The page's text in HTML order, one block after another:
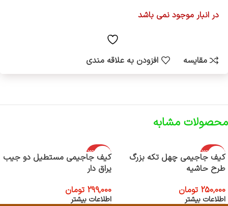
در انبار موجود نمی باشد
مقایسه افزودن به علاقه مندی
محصولات مشابه
اتمام موجود
ی
کیف جاجیمی چهل تکه بزرگ
طرح حاشیه
250,000 تومان
اطلاعات بیشتر
اتمام موجود
ی
کیف جاجیمی مستطیل دو جیب
یراق دار
299,000 تومان
اطلاعات بیشتر